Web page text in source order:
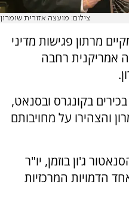
צילום: מועצה אזורית שומרון
מרתון פגישות מדיני
אמריקנית רחבה
בקונגרס ובסנאט,
והצהירו על מחויבותם
ג'ון בוזמן, יו"ר
הדמויות המרכזיות